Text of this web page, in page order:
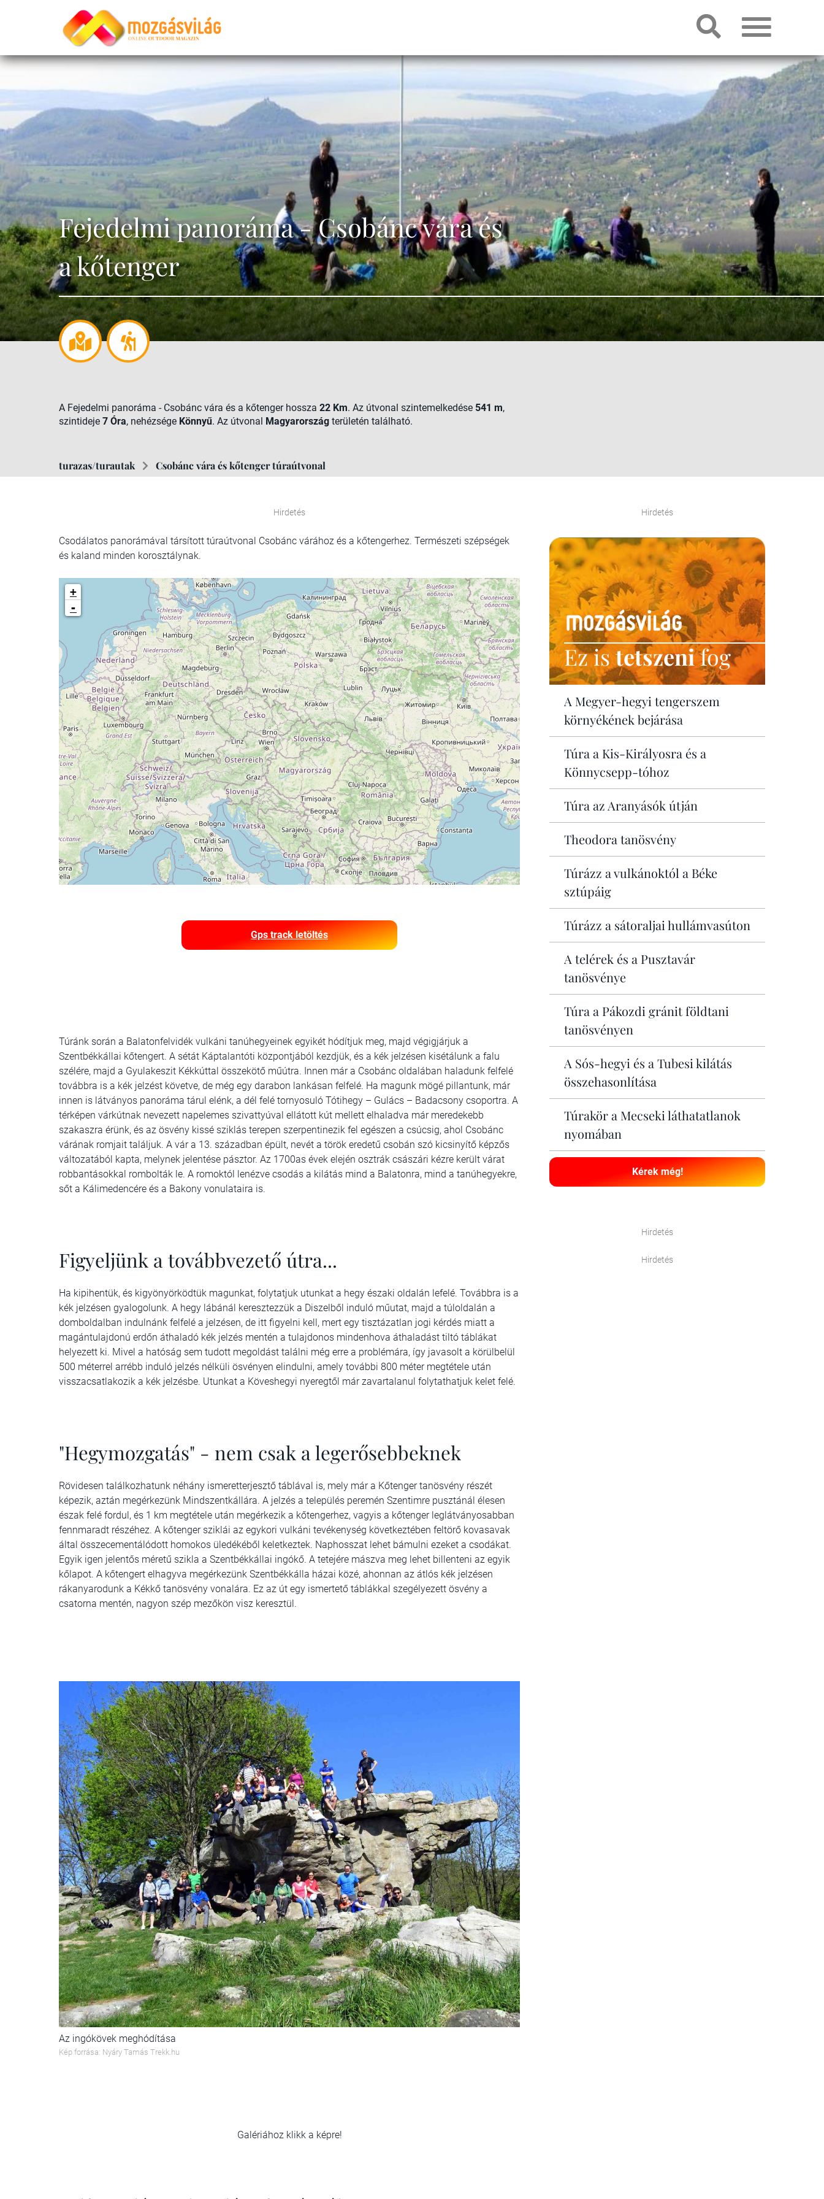
Fejedelmi panoráma - Csobánc vára és
a kőtenger
A Fejedelmi panoráma - Csobánc vára és a kőtenger hossza 22 Km. Az útvonal szintemelkedése 541 m,
szintideje 7 Óra, nehézsége Könnyű. Az útvonal Magyarország területén található.
turazas/turautak Csobánc vára és kőtenger túraútvonal
Hirdetés
Csodálatos panorámával társított túraútvonal Csobánc várához és a kőtengerhez. Természeti szépségek
és kaland minden korosztálynak.
+
-
Gps track letöltés
Túránk során a Balaton­felvidék vulkáni tanúhegyeinek egyikét hódítjuk meg, majd végigjárjuk a
Szentbékkállai kőtengert. A sétát Káptalantóti központjából kezdjük, és a kék jelzésen kisétálunk a falu
szélére, majd a Gyulakeszit Kékkúttal összekötő műútra. Innen már a Csobánc oldalában haladunk felfelé
továbbra is a kék jelzést követve, de még egy darabon lankásan felfelé. Ha magunk mögé pillantunk, már
innen is látványos panoráma tárul elénk, a dél felé tornyosuló Tóti­hegy – Gulács – Badacsony csoportra. A
térképen várkútnak nevezett napelemes szivattyúval ellátott kút mellett elhaladva már meredekebb
szakaszra érünk, és az ösvény kissé sziklás terepen szerpentinezik fel egészen a csúcsig, ahol Csobánc
várának romjait találjuk. A vár a 13. században épült, nevét a török eredetű csobán szó kicsinyítő képzős
változatából kapta, melynek jelentése pásztor. Az 1700­as évek elején osztrák császári kézre került várat
robbantásokkal rombolták le. A romoktól lenézve csodás a kilátás mind a Balatonra, mind a tanúhegyekre,
sőt a Káli­medencére és a Bakony vonulataira is.
Figyeljünk a továbbvezető útra...
Ha kipihentük, és kigyönyörködtük magunkat, folytatjuk utunkat a hegy északi oldalán lefelé. Továbbra is a
kék jelzésen gyalogolunk. A hegy lábánál keresztezzük a Diszelből induló műutat, majd a túloldalán a
domboldalban indulnánk felfelé a jelzésen, de itt figyelni kell, mert egy tisztázatlan jogi kérdés miatt a
magántulajdonú erdőn áthaladó kék jelzés mentén a tulajdonos mindenhova áthaladást tiltó táblákat
helyezett ki. Mivel a hatóság sem tudott megoldást találni még erre a problémára, így javasolt a körülbelül
500 méterrel arrébb induló jelzés nélküli ösvényen elindulni, amely további 800 méter megtétele után
visszacsatlakozik a kék jelzésbe. Utunkat a Köves­hegyi nyeregtől már zavartalanul folytathatjuk kelet felé.
"Hegymozgatás" - nem csak a legerősebbeknek
Rövidesen találkozhatunk néhány ismeretterjesztő táblával is, mely már a Kőtenger tanösvény részét
képezik, aztán megérkezünk Mindszentkállára. A jelzés a település peremén Szentimre pusztánál élesen
észak felé fordul, és 1 km megtétele után megérkezik a kőtengerhez, vagyis a kőtenger leglátványosabban
fennmaradt részéhez. A kőtenger sziklái az egykori vulkáni tevékenység következtében feltörő kovasavak
által összecementálódott homokos üledékéből keletkeztek. Naphosszat lehet bámulni ezeket a csodákat.
Egyik igen jelentős méretű szikla a Szentbékkállai ingókő. A tetejére mászva meg lehet billenteni az egyik
kőlapot. A kőtengert elhagyva megérkezünk Szentbékkálla házai közé, ahonnan az átlós kék jelzésen
rákanyarodunk a Kékkő tanösvény vonalára. Ez az út egy ismertető táblákkal szegélyezett ösvény a
csatorna mentén, nagyon szép mezőkön visz keresztül.
Az ingókövek meghódítása
Kép forrása: Nyáry Tamás Trekk.hu
Galériához klikk a képre!
Hirdetés
Ez istetszenifog
A Megyer-hegyi tengerszem
környékének bejárása
Túra a Kis-Királyosra és a
Könnycsepp-tóhoz
Túra az Aranyásók útján
Theodora tanösvény
Túrázz a vulkánoktól a Béke
sztúpáig
Túrázz a sátoraljai hullámvasúton
A telérek és a Pusztavár
tanösvénye
Túra a Pákozdi gránit földtani
tanösvényen
A Sós-hegyi és a Tubesi kilátás
összehasonlítása
Túrakör a Mecseki láthatatlanok
nyomában
Kérek még!
Hirdetés
Hirdetés